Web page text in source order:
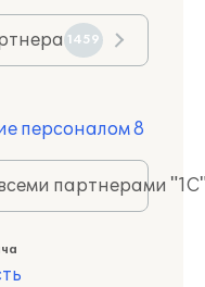
1459
персоналом 8
партнерами